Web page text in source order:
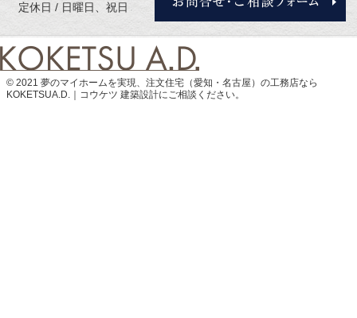
定休日 日曜日、祝日
© 2021 夢のマイホームを実現、 注文住宅（愛知・名古屋）の工務店なら
KOKETSUA.D.｜コウケツ 建築設計にご相談ください。